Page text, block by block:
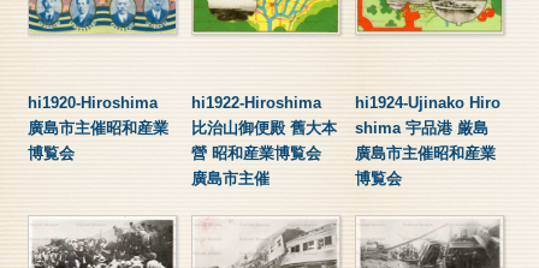
hi1920-Hiroshima
廣島市主催昭和産業
博覧会
hi1922-Hiroshima
比治山御便殿 舊大本
營 昭和産業博覧会
廣島市主催
hi1924-Ujinako Hiro
shima 宇品港 厳島
廣島市主催昭和産業
博覧会